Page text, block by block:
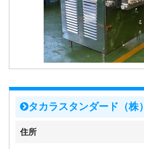
タカラスタンダード（株）
住所